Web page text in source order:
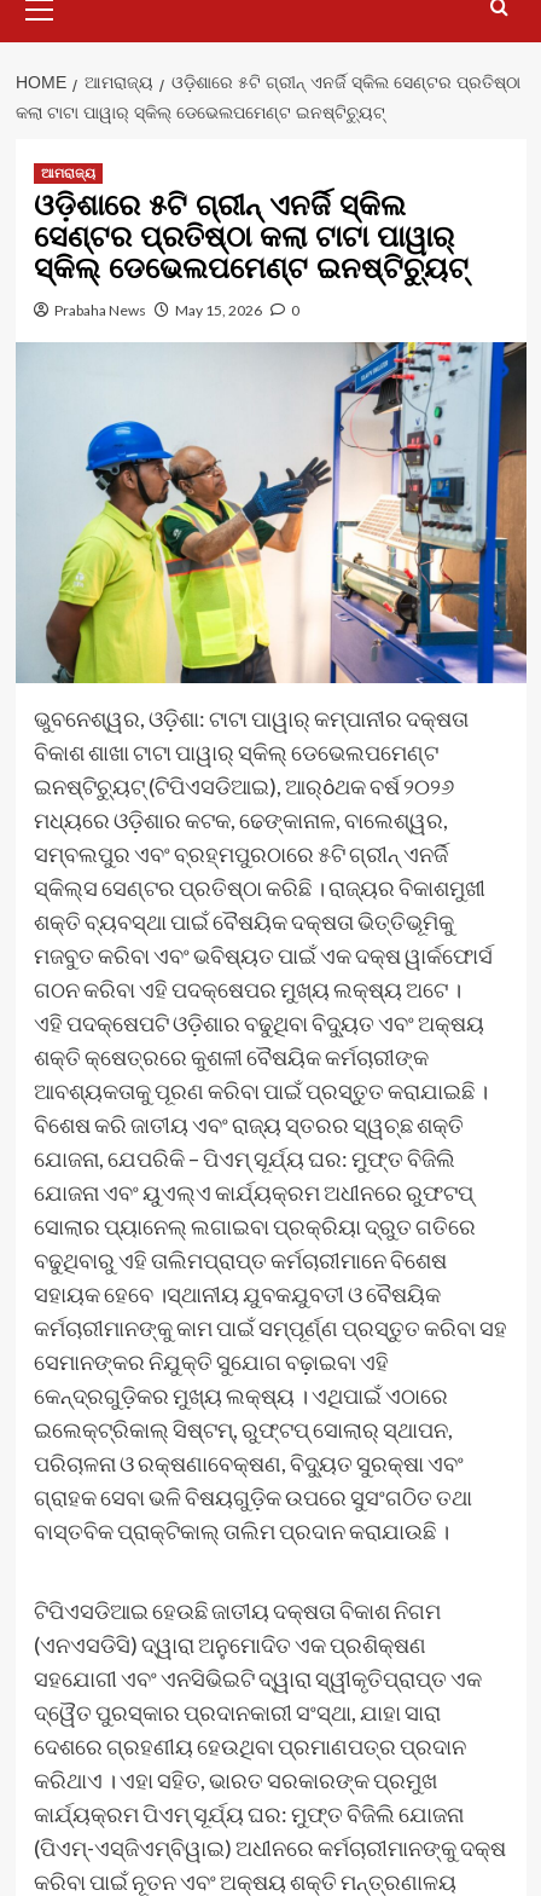
Menu
HOME ଆମରାଜ୍ୟ
ଓଡ଼ିଶାରେ ୫ଟି ଗ୍ରୀନ୍ ଏନର୍ଜି ସ୍କିଲ ସେଣ୍ଟର ପ୍ରତିଷ୍ଠା
କଲା ଟାଟା ପାୱାର୍ ସ୍କିଲ୍ ଡେଭେଲପମେଣ୍ଟ ଇନଷ୍ଟିଚ୍ୟୁଟ୍‌
ଆମରାଜ୍ୟ
ଓଡ଼ିଶାରେ ୫ଟି ଗ୍ରୀନ୍ ଏନର୍ଜି ସ୍କିଲ
ସେଣ୍ଟର ପ୍ରତିଷ୍ଠା କଲା ଟାଟା ପାୱାର୍
ସ୍କିଲ୍ ଡେଭେଲପମେଣ୍ଟ ଇନଷ୍ଟିଚ୍ୟୁଟ୍‌
Prabaha News May 15, 2026 0
ଭୁବନେଶ୍ୱର, ଓଡ଼ିଶା: ଟାଟା ପାୱାର୍ କମ୍ପାନୀର ଦକ୍ଷତା
ବିକାଶ ଶାଖା ଟାଟା ପାୱାର୍ ସ୍କିଲ୍ ଡେଭେଲପମେଣ୍ଟ
ଇନଷ୍ଟିଚ୍ୟୁଟ୍ (ଟିପିଏସଡିଆଇ), ଆର୍ôଥକ ବର୍ଷ ୨୦୨୬
ମଧ୍ୟରେ ଓଡ଼ିଶାର କଟକ, ଢେଙ୍କାନାଳ, ବାଲେଶ୍ୱର,
ସମ୍ବଲପୁର ଏବଂ ବ୍ରହ୍ମପୁରଠାରେ ୫ଟି ଗ୍ରୀନ୍ ଏନର୍ଜି
ସ୍କିଲ୍ସ ସେଣ୍ଟର ପ୍ରତିଷ୍ଠା କରିଛି । ରାଜ୍ୟର ବିକାଶମୁଖୀ
ଶକ୍ତି ବ୍ୟବସ୍ଥା ପାଇଁ ବୈଷୟିକ ଦକ୍ଷତା ଭିତ୍ତିଭୂମିକୁ
ମଜବୁତ କରିବା ଏବଂ ଭବିଷ୍ୟତ ପାଇଁ ଏକ ଦକ୍ଷ ୱାର୍କଫୋର୍ସ
ଗଠନ କରିବା ଏହି ପଦକ୍ଷେପର ମୁଖ୍ୟ ଲକ୍ଷ୍ୟ ଅଟେ ।
ଏହି ପଦକ୍ଷେପଟି ଓଡ଼ିଶାର ବଢୁଥିବା ବିଦ୍ୟୁତ ଏବଂ ଅକ୍ଷୟ
ଶକ୍ତି କ୍ଷେତ୍ରରେ କୁଶଳୀ ବୈଷୟିକ କର୍ମଚାରୀଙ୍କ
ଆବଶ୍ୟକତାକୁ ପୂରଣ କରିବା ପାଇଁ ପ୍ରସ୍ତୁତ କରାଯାଇଛି ।
ବିଶେଷ କରି ଜାତୀୟ ଏବଂ ରାଜ୍ୟ ସ୍ତରର ସ୍ୱଚ୍ଛ ଶକ୍ତି
ଯୋଜନା, ଯେପରିକି – ପିଏମ୍ ସୂର୍ଯ୍ୟ ଘର: ମୁଫ୍‌ତ ବିଜିଲି
ଯୋଜନା ଏବଂ ୟୁଏଲ୍‌ଏ କାର୍ଯ୍ୟକ୍ରମ ଅଧୀନରେ ରୁଫଟପ୍
ସୋଲାର ପ୍ୟାନେଲ୍ ଲଗାଇବା ପ୍ରକ୍ରିୟା ଦ୍ରୁତ ଗତିରେ
ବଢୁଥିବାରୁ ଏହି ତାଲିମପ୍ରାପ୍ତ କର୍ମଚାରୀମାନେ ବିଶେଷ
ସହାୟକ ହେବେ ।ସ୍ଥାନୀୟ ଯୁବକଯୁବତୀ ଓ ବୈଷୟିକ
କର୍ମଚାରୀମାନଙ୍କୁ କାମ ପାଇଁ ସମ୍ପୂର୍ଣ୍ଣ ପ୍ରସ୍ତୁତ କରିବା ସହ
ସେମାନଙ୍କର ନିଯୁକ୍ତି ସୁଯୋଗ ବଢ଼ାଇବା ଏହି
କେନ୍ଦ୍ରଗୁଡ଼ିକର ମୁଖ୍ୟ ଲକ୍ଷ୍ୟ । ଏଥିପାଇଁ ଏଠାରେ
ଇଲେକ୍ଟ୍ରିକାଲ୍ ସିଷ୍ଟମ୍‌, ରୁଫ୍‌ଟପ୍ ସୋଲାର୍ ସ୍ଥାପନ,
ପରିଚାଳନା ଓ ରକ୍ଷଣାବେକ୍ଷଣ, ବିଦ୍ୟୁତ ସୁରକ୍ଷା ଏବଂ
ଗ୍ରାହକ ସେବା ଭଳି ବିଷୟଗୁଡ଼ିକ ଉପରେ ସୁସଂଗଠିତ ତଥା
ବାସ୍ତବିକ ପ୍ରାକ୍ଟିକାଲ୍ ତାଲିମ ପ୍ରଦାନ କରାଯାଉଛି ।
ଟିପିଏସଡିଆଇ ହେଉଛି ଜାତୀୟ ଦକ୍ଷତା ବିକାଶ ନିଗମ
(ଏନଏସଡିସି) ଦ୍ୱାରା ଅନୁମୋଦିତ ଏକ ପ୍ରଶିକ୍ଷଣ
ସହଯୋଗୀ ଏବଂ ଏନସିଭିଇଟି ଦ୍ୱାରା ସ୍ୱୀକୃତିପ୍ରାପ୍ତ ଏକ
ଦ୍ୱୈତ ପୁରସ୍କାର ପ୍ରଦାନକାରୀ ସଂସ୍ଥା, ଯାହା ସାରା
ଦେଶରେ ଗ୍ରହଣୀୟ ହେଉଥିବା ପ୍ରମାଣପତ୍ର ପ୍ରଦାନ
କରିଥାଏ । ଏହା ସହିତ, ଭାରତ ସରକାରଙ୍କ ପ୍ରମୁଖ
କାର୍ଯ୍ୟକ୍ରମ ପିଏମ୍ ସୂର୍ଯ୍ୟ ଘର: ମୁଫ୍‌ତ ବିଜିଲି ଯୋଜନା
(ପିଏମ୍‌-ଏସ୍‌ଜିଏମ୍‌ବିୱାଇ) ଅଧୀନରେ କର୍ମଚାରୀମାନଙ୍କୁ ଦକ୍ଷ
କରିବା ପାଇଁ ନୂତନ ଏବଂ ଅକ୍ଷୟ ଶକ୍ତି ମନ୍ତ୍ରଣାଳୟ